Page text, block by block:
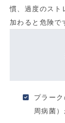
慣、過度のスト
加わると危険で
プラー
周病菌